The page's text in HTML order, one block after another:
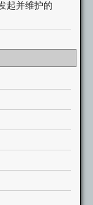
起并维护的